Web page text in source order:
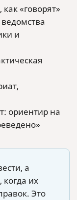
«говорят»
и
ориентир на
а
когда их
Это